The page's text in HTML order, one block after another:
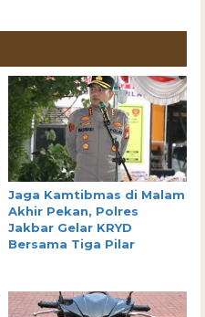
Jaga Kamtibmas di Malam
Akhir Pekan, Polres
Jakbar Gelar KRYD
Bersama Tiga Pilar